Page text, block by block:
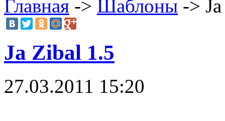
Главная -> Шаблоны ->
Ja Zibal 1.5
27.03.2011 15:20